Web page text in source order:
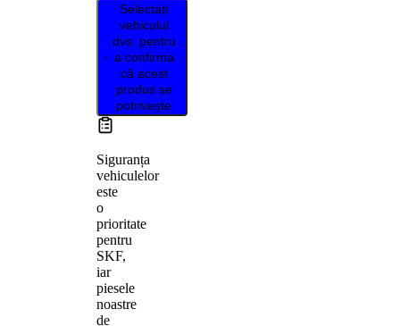
Selectați
vehiculul
dvs. pentru
a confirma
că acest
produs se
potrivește
Siguranța
vehiculelor
este
o
prioritate
pentru
SKF,
iar
piesele
noastre
de